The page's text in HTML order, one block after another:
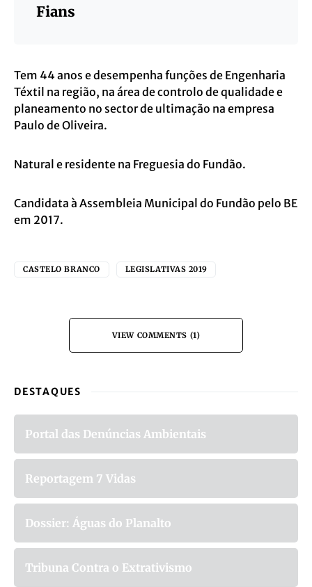
Fians
Tem 44 anos e desempenha funções de Engenharia
Téxtil na região, na área de controlo de qualidade e
planeamento no sector de ultimação na empresa
Paulo de Oliveira.
Natural e residente na Freguesia do Fundão.
Candidata à Assembleia Municipal do Fundão pelo BE
em 2017.
CASTELO BRANCO LEGISLATIVAS 2019
VIEW COMMENTS (1)
DESTAQUES
Portal das Denúncias Ambientais
Reportagem 7 Vidas
Dossier: Águas do Planalto
Tribuna Contra o Extrativismo